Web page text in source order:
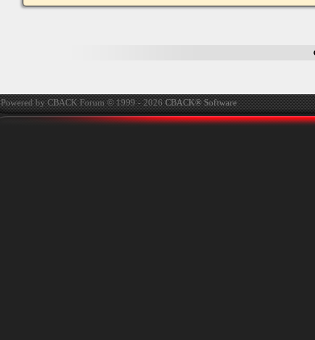
Powered by CBACK Forum © 1999 - 2026CBACK® Software